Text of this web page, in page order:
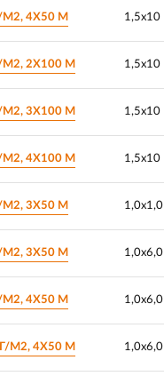
М2, 4Х50 М 1,5х10
М2, 2Х100 М 1,5х10
М2, 3Х100 М 1,5х10
М2, 4Х100 М 1,5х10
М2, 3Х50 М 1,0х1,0
М2, 3Х50 М 1,0х6,0
М2, 4Х50 М 1,0х6,0
Г/М2, 4Х50 М 1,0х6,0